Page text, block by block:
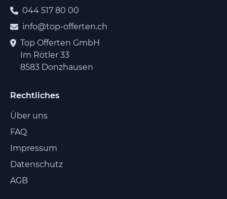
044 517 80 00
info@top-offerten.ch
Top Offerten GmbH
Im Rötler 33
8583 Donzhausen
Rechtliches
Über uns
FAQ
Impressum
Datenschutz
AGB